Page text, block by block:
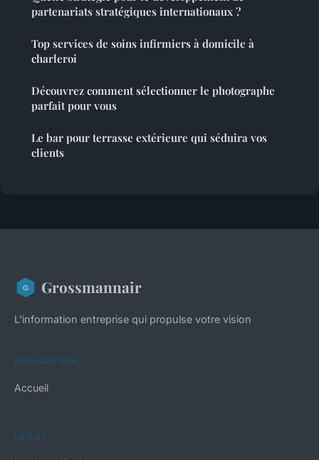
partenariats stratégiques internationaux ?
Top services de soins infirmiers à domicile à
charleroi
Découvrez comment sélectionner le photographe
parfait pour vous
Le bar pour terrasse extérieure qui séduira vos
clients
Grossmannair
L'information entreprise qui propulse votre vision
NAVIGATION
Accueil
LÉGAL